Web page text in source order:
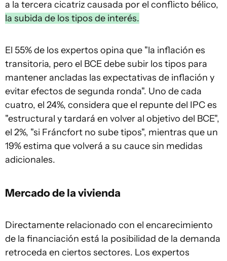
a la tercera cicatriz causada por el conflicto bélico,
la subida de los tipos de interés.
El 55% de los expertos opina que "la inflación es
transitoria, pero el BCE debe subir los tipos para
mantener ancladas las expectativas de inflación y
evitar efectos de segunda ronda". Uno de cada
cuatro, el 24%, considera que el repunte del IPC es
"estructural y tardará en volver al objetivo del BCE",
el 2%, "si Fráncfort no sube tipos", mientras que un
19% estima que volverá a su cauce sin medidas
adicionales.
Mercado de la vivienda
Directamente relacionado con el encarecimiento
de la financiación está la posibilidad de la demanda
retroceda en ciertos sectores. Los expertos